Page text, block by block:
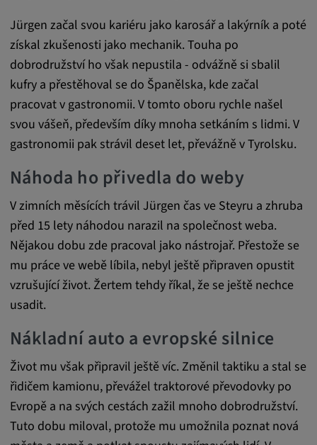
Jürgen začal svou kariéru jako karosář a lakýrník a poté
získal zkušenosti jako mechanik. Touha po
dobrodružství ho však nepustila - odvážně si sbalil
kufry a přestěhoval se do Španělska, kde začal
pracovat v gastronomii. V tomto oboru rychle našel
svou vášeň, především díky mnoha setkáním s lidmi. V
gastronomii pak strávil deset let, převážně v Tyrolsku.
Náhoda ho přivedla do weby
V zimních měsících trávil Jürgen čas ve Steyru a zhruba
před 15 lety náhodou narazil na společnost weba.
Nějakou dobu zde pracoval jako nástrojař. Přestože se
mu práce ve webě líbila, nebyl ještě připraven opustit
vzrušující život. Žertem tehdy říkal, že se ještě nechce
usadit.
Nákladní auto a evropské silnice
Život mu však připravil ještě víc. Změnil taktiku a stal se
řidičem kamionu, převážel traktorové převodovky po
Evropě a na svých cestách zažil mnoho dobrodružství.
Tuto dobu miloval, protože mu umožnila poznat nová
Trvání cookies:
1 rok
Externí média
Nutné pro zobrazení obsahu z externích
mediálních platforem.
Google Maps
Název:
DV, SOCS, NID, AEC, CONSENT, OGPC
Poskytovatel:
google.com
preferencí uživatele a dalších informací
Trvání cookies:
3 dny
Youtube